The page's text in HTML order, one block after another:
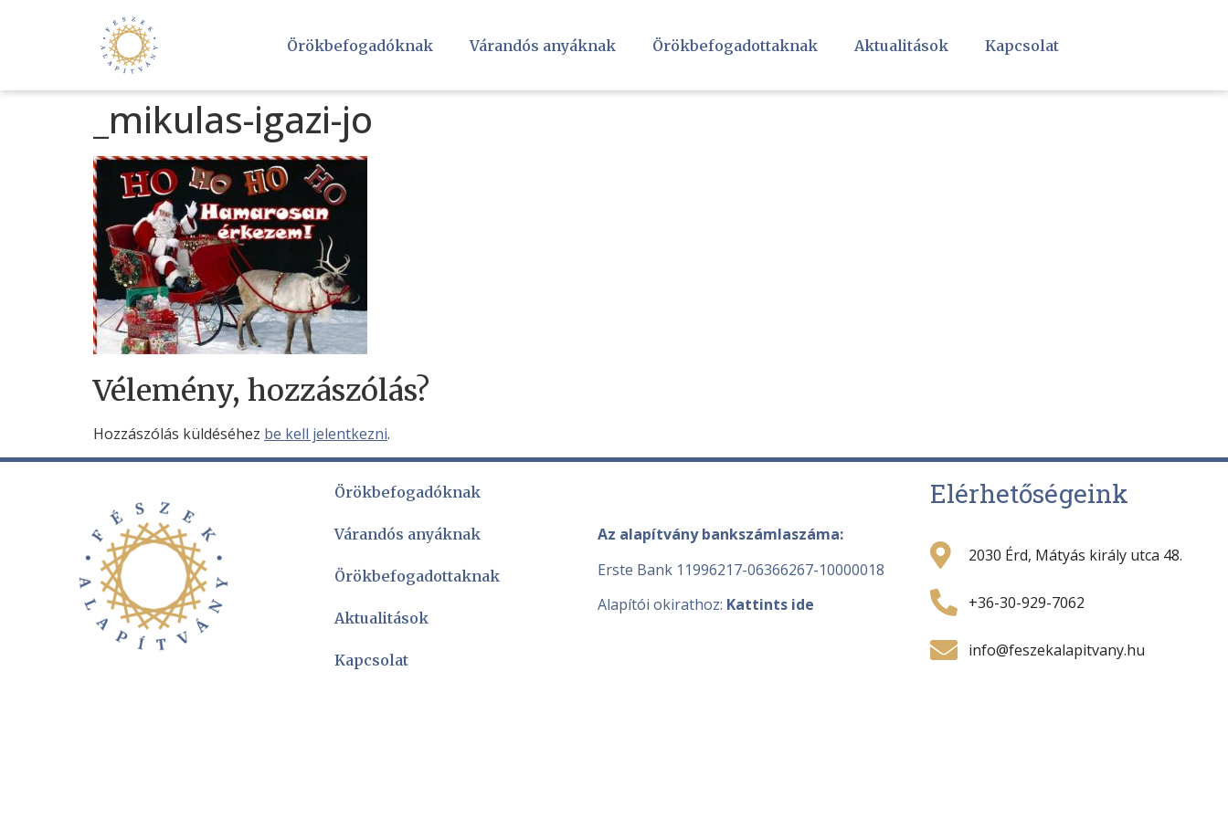
Örökbefogadóknak Várandós anyáknak Örökbefogadottaknak Aktualitások Kapcsolat
_mikulas-igazi-jo
Vélemény, hozzászólás?
Hozzászólás küldéséhez be kell jelentkezni.
Örökbefogadóknak
Várandós anyáknak
Örökbefogadottaknak
Aktualitások
Kapcsolat
Az alapítvány bankszámlaszáma:
Erste Bank 11996217-06366267-10000018
Alapítói okirathoz: Kattints ide
Elérhetőségeink
2030 Érd, Mátyás király utca 48.
+36-30-929-7062
info@feszekalapitvany.hu